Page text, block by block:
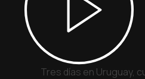
Tres días en Uruguay,